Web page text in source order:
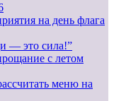
на день флага
— это сила!”
с летом
меню на